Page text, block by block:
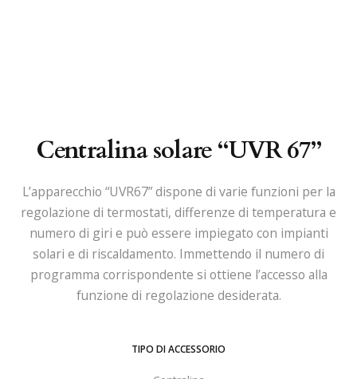
Centralina solare “UVR 67”
L’apparecchio “UVR67” dispone di varie funzioni per la
regolazione di termostati, differenze di temperatura e
numero di giri e può essere impiegato con impianti
solari e di riscaldamento. Immettendo il numero di
programma corrispondente si ottiene l’accesso alla
funzione di regolazione desiderata.
TIPO DI ACCESSORIO